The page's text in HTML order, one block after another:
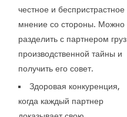
честное и беспристрастное
мнение со стороны. Можно
разделить с партнером груз
производственной тайны и
получить его совет.
Здоровая конкуренция,
когда каждый партнер